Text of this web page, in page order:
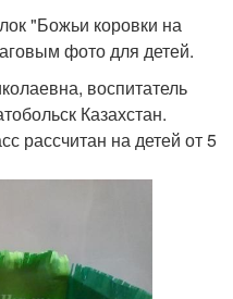
"Божьи коровки на
фото для детей.
воспитатель
Казахстан.
рассчитан на детей от 5